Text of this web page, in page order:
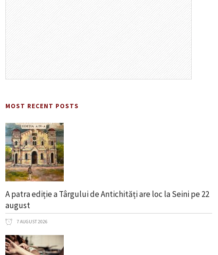
MOST RECENT POSTS
A patra ediție a Târgului de Antichități are loc la Seini pe 22
august
7 AUGUST 2026